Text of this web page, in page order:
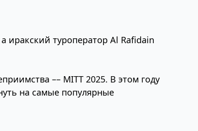
иракский туроператор Al Rafidain
–– MITT 2025. В этом году
на самые популярные